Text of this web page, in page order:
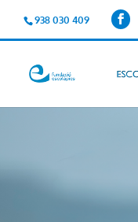
938 030 409